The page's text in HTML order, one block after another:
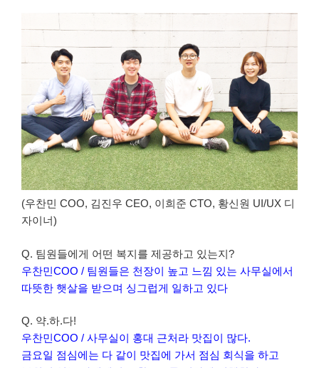
(우찬민 COO, 김진우 CEO, 이희준 CTO, 황신원 UI/UX 디
자이너)
Q. 팀원들에게 어떤 복지를 제공하고 있는지?
우찬민COO / 팀원들은 천장이 높고 느낌 있는 사무실에서
따뜻한 햇살을 받으며 싱그럽게 일하고 있다
Q. 약.하.다!
우찬민COO / 사무실이 홍대 근처라 맛집이 많다.
금요일 점심에는 다 같이 맛집에 가서 점심 회식을 하고